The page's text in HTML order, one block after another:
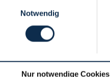
Notwendig
Nur notwendige Cookies